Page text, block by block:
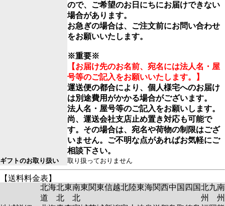
ので、ご希望のお日にちにお届けできない
場合があります。
お急ぎの場合は、ご注文前にお問い合わせ
をお願いいたします。
※重要※
【お届け先のお名前、宛名には法人名・屋
号等のご記入をお願いいたします。】
運送便の都合により、個人様宅へのお届け
は別途費用がかかる場合がございます。
法人名・屋号等のご記入をお願いします。
尚、運送会社支店止め置き対応も可能で
す。その場合は、宛名や荷物の制限はござ
いません。ご不明な点があればお気軽にご
相談下さい。
ギフトのお取り扱い 取り扱っておりません
【送料料金表】
北海
道
北東
北
南東
北
関東信越北陸東海関西中国 四国北九
州
州